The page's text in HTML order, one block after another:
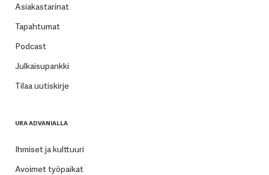
Asiakastarinat
Tapahtumat
Podcast
Julkaisupankki
Tilaa uutiskirje
URA ADVANIALLA
Ihmiset ja kulttuuri
Avoimet työpaikat